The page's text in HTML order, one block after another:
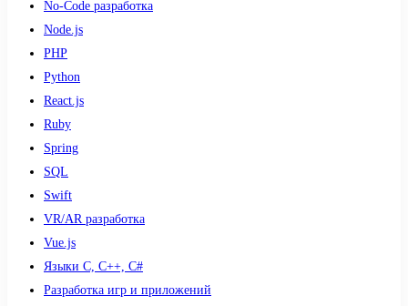
No-Code разработка
Node.js
PHP
Python
React.js
Ruby
Spring
SQL
Swift
VR/AR разработка
Vue.js
Языки С, С++, С#
Разработка игр и приложений